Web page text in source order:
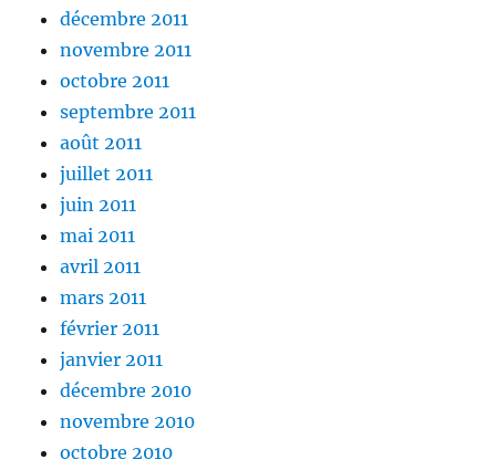
décembre 2011
novembre 2011
octobre 2011
septembre 2011
août 2011
juillet 2011
juin 2011
mai 2011
avril 2011
mars 2011
février 2011
janvier 2011
décembre 2010
novembre 2010
octobre 2010